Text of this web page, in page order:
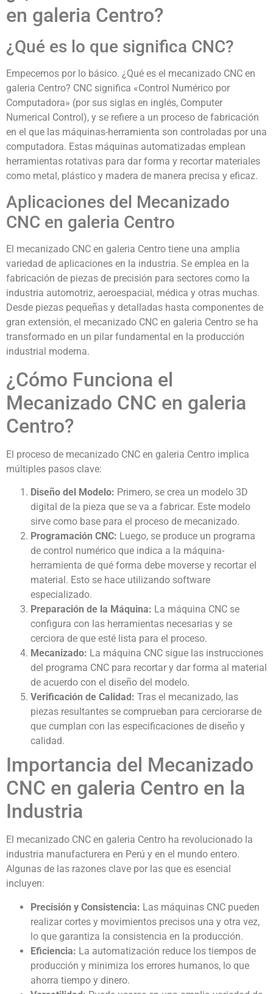
en galeria Centro?
¿Qué es lo que significa CNC?
Empecemos por lo básico. ¿Qué es el mecanizado CNC en
galeria Centro? CNC significa «Control Numérico por
Computadora» (por sus siglas en inglés, Computer
Numerical Control), y se refiere a un proceso de fabricación
en el que las máquinas-herramienta son controladas por una
computadora. Estas máquinas automatizadas emplean
herramientas rotativas para dar forma y recortar materiales
como metal, plástico y madera de manera precisa y eficaz.
Aplicaciones del Mecanizado
CNC en galeria Centro
El mecanizado CNC en galeria Centro tiene una amplia
variedad de aplicaciones en la industria. Se emplea en la
fabricación de piezas de precisión para sectores como la
industria automotriz, aeroespacial, médica y otras muchas.
Desde piezas pequeñas y detalladas hasta componentes de
gran extensión, el mecanizado CNC en galeria Centro se ha
transformado en un pilar fundamental en la producción
industrial moderna.
¿Cómo Funciona el
Mecanizado CNC en galeria
Centro?
El proceso de mecanizado CNC en galeria Centro implica
múltiples pasos clave:
Diseño del Modelo: Primero, se crea un modelo 3D
digital de la pieza que se va a fabricar. Este modelo
sirve como base para el proceso de mecanizado.
Programación CNC: Luego, se produce un programa
de control numérico que indica a la máquina-
herramienta de qué forma debe moverse y recortar el
material. Esto se hace utilizando software
especializado.
Preparación de la Máquina: La máquina CNC se
configura con las herramientas necesarias y se
cerciora de que esté lista para el proceso.
Mecanizado: La máquina CNC sigue las instrucciones
del programa CNC para recortar y dar forma al material
de acuerdo con el diseño del modelo.
Verificación de Calidad: Tras el mecanizado, las
piezas resultantes se comprueban para cerciorarse de
que cumplan con las especificaciones de diseño y
calidad.
Importancia del Mecanizado
CNC en galeria Centro en la
Industria
El mecanizado CNC en galeria Centro ha revolucionado la
industria manufacturera en Perú y en el mundo entero.
Algunas de las razones clave por las que es esencial
incluyen:
Precisión y Consistencia: Las máquinas CNC pueden
realizar cortes y movimientos precisos una y otra vez,
lo que garantiza la consistencia en la producción.
Eficiencia: La automatización reduce los tiempos de
producción y minimiza los errores humanos, lo que
ahorra tiempo y dinero.